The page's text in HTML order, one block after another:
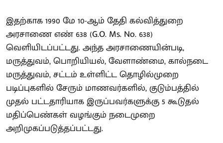
இதற்காக 1990 மே 10-ஆம் தேதி கல்வித்துறை
அரசாணை எண் 638 (G.O. Ms. No. 638)
வெளியிடப்பட்டது. அந்த அரசாணையின்படி,
மருத்துவம், பொறியியல், வேளாண்மை, கால்நடை
மருத்துவம், சட்டம் உள்ளிட்ட தொழில்முறை
படிப்புகளில் சேரும் மாணவர்களில், குடும்பத்தில்
முதல் பட்டதாரியாக இருப்பவர்களுக்கு 5 கூடுதல்
மதிப்பெண்கள் வழங்கும் நடைமுறை
அறிமுகப்படுத்தப்பட்டது.